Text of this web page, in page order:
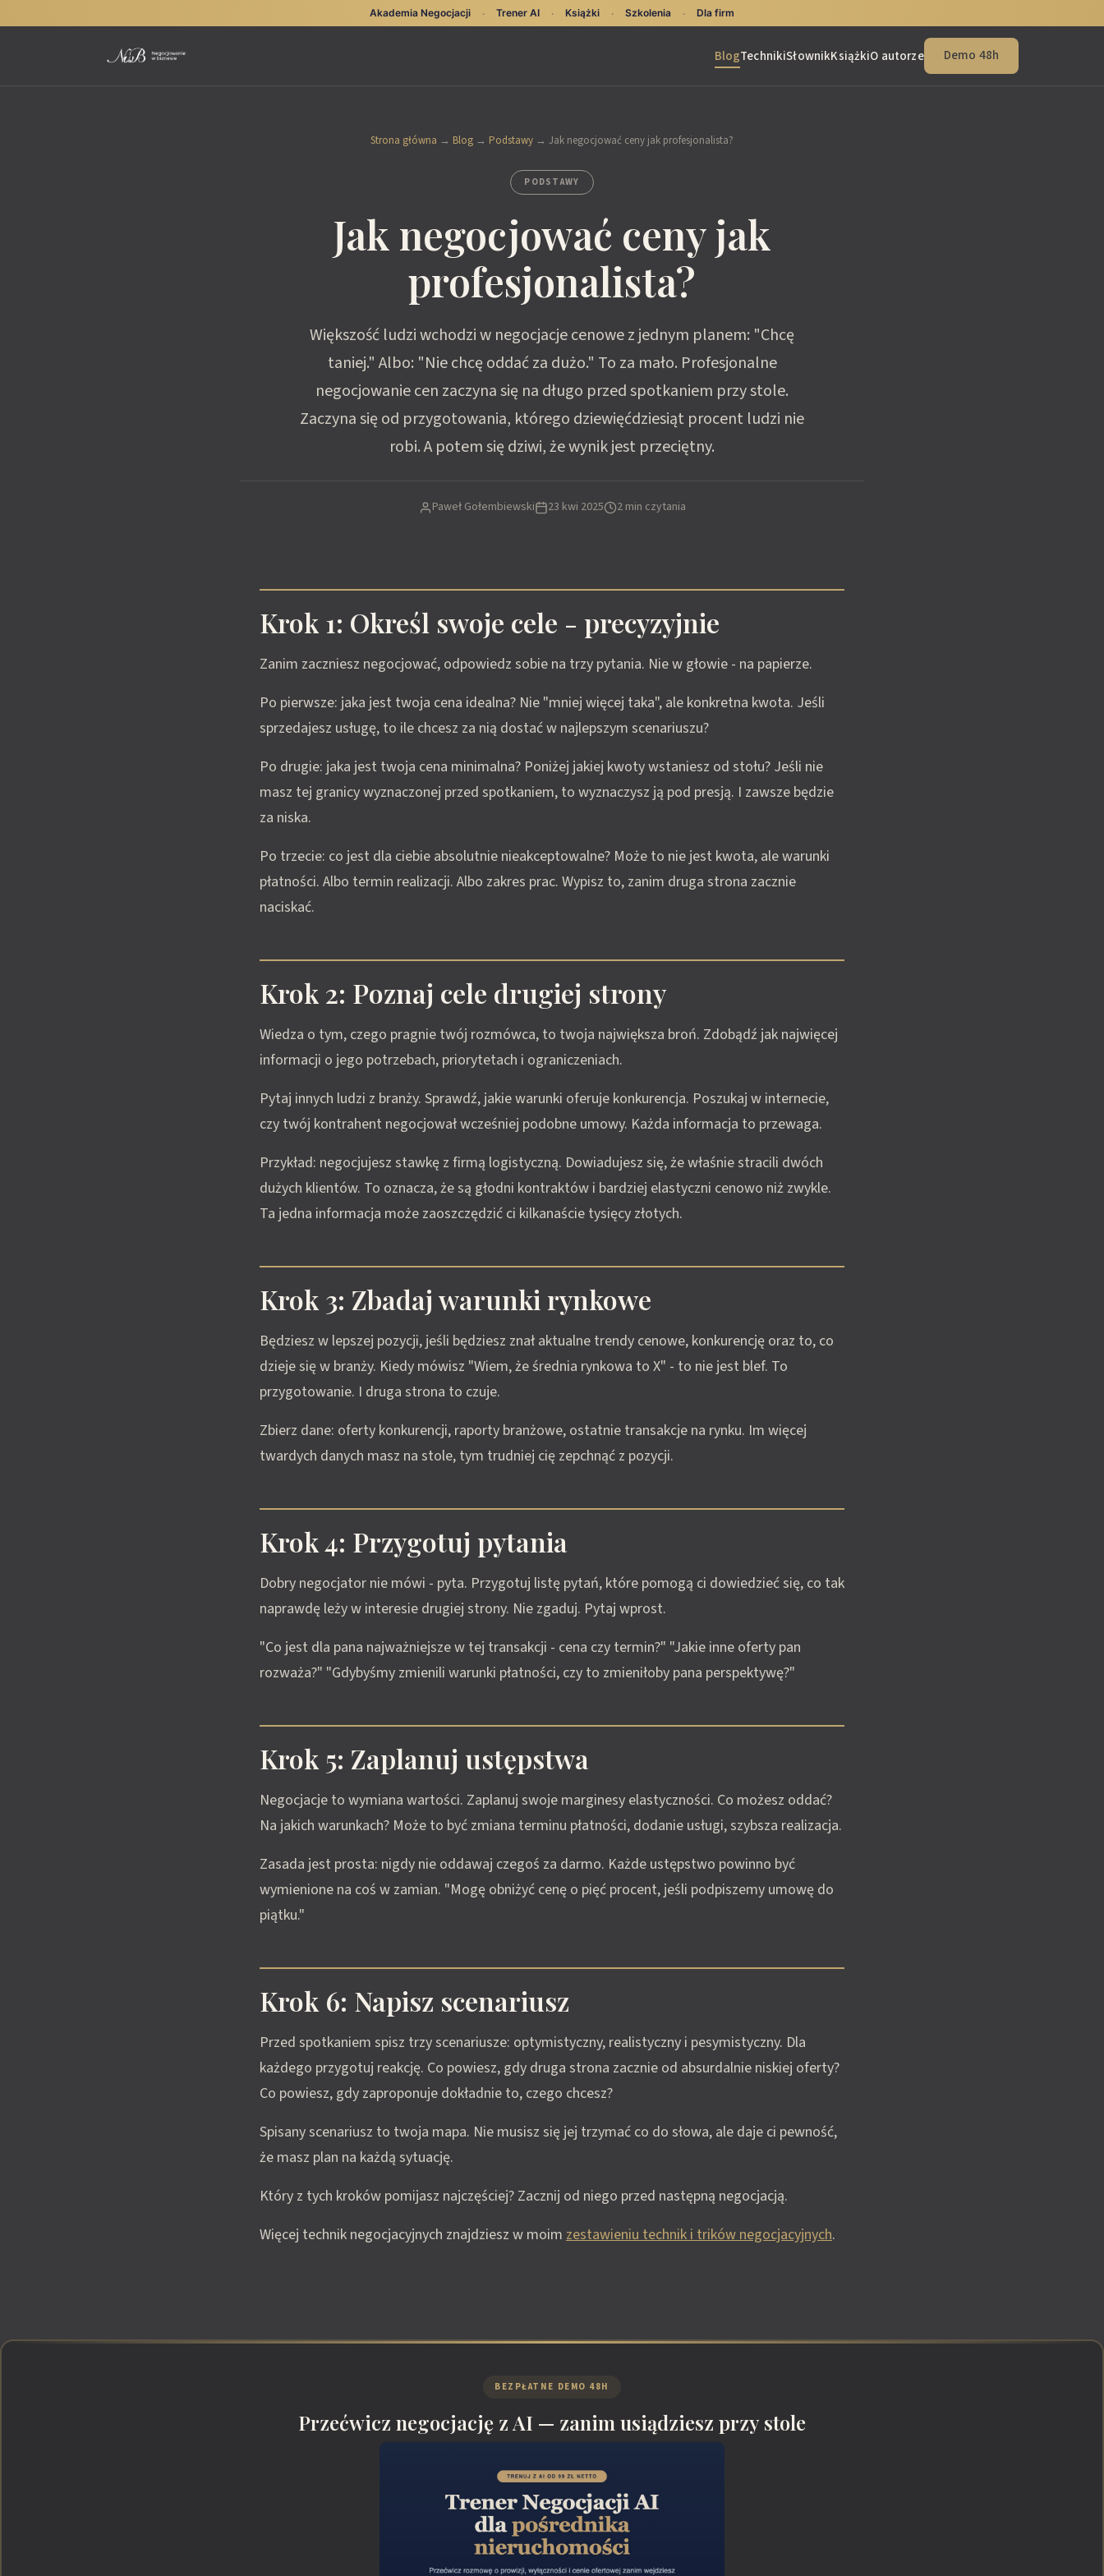
BlogTechnikiSłownikKsiążkiO autorze Demo 48h
Strona główna → Blog → Podstawy → Jak negocjować ceny jak profesjonalista?
PODSTAWY
Jak negocjować ceny jak
profesjonalista?
Większość ludzi wchodzi w negocjacje cenowe z jednym planem: "Chcę
taniej." Albo: "Nie chcę oddać za dużo." To za mało. Profesjonalne
negocjowanie cen zaczyna się na długo przed spotkaniem przy stole.
Zaczyna się od przygotowania, którego dziewięćdziesiąt procent ludzi nie
robi. A potem się dziwi, że wynik jest przeciętny.
Paweł Gołembiewski 23 kwi 2025 2 min czytania
Krok 1: Określ swoje cele - precyzyjnie
Zanim zaczniesz negocjować, odpowiedz sobie na trzy pytania. Nie w głowie - na papierze.
Po pierwsze: jaka jest twoja cena idealna? Nie "mniej więcej taka", ale konkretna kwota. Jeśli
sprzedajesz usługę, to ile chcesz za nią dostać w najlepszym scenariuszu?
Po drugie: jaka jest twoja cena minimalna? Poniżej jakiej kwoty wstaniesz od stołu? Jeśli nie
masz tej granicy wyznaczonej przed spotkaniem, to wyznaczysz ją pod presją. I zawsze będzie
za niska.
Po trzecie: co jest dla ciebie absolutnie nieakceptowalne? Może to nie jest kwota, ale warunki
płatności. Albo termin realizacji. Albo zakres prac. Wypisz to, zanim druga strona zacznie
naciskać.
Krok 2: Poznaj cele drugiej strony
Wiedza o tym, czego pragnie twój rozmówca, to twoja największa broń. Zdobądź jak najwięcej
informacji o jego potrzebach, priorytetach i ograniczeniach.
Pytaj innych ludzi z branży. Sprawdź, jakie warunki oferuje konkurencja. Poszukaj w internecie,
czy twój kontrahent negocjował wcześniej podobne umowy. Każda informacja to przewaga.
Przykład: negocjujesz stawkę z firmą logistyczną. Dowiadujesz się, że właśnie stracili dwóch
dużych klientów. To oznacza, że są głodni kontraktów i bardziej elastyczni cenowo niż zwykle.
Ta jedna informacja może zaoszczędzić ci kilkanaście tysięcy złotych.
Krok 3: Zbadaj warunki rynkowe
Będziesz w lepszej pozycji, jeśli będziesz znał aktualne trendy cenowe, konkurencję oraz to, co
dzieje się w branży. Kiedy mówisz "Wiem, że średnia rynkowa to X" - to nie jest blef. To
przygotowanie. I druga strona to czuje.
Zbierz dane: oferty konkurencji, raporty branżowe, ostatnie transakcje na rynku. Im więcej
twardych danych masz na stole, tym trudniej cię zepchnąć z pozycji.
Krok 4: Przygotuj pytania
Dobry negocjator nie mówi - pyta. Przygotuj listę pytań, które pomogą ci dowiedzieć się, co tak
naprawdę leży w interesie drugiej strony. Nie zgaduj. Pytaj wprost.
"Co jest dla pana najważniejsze w tej transakcji - cena czy termin?" "Jakie inne oferty pan
rozważa?" "Gdybyśmy zmienili warunki płatności, czy to zmieniłoby pana perspektywę?"
Krok 5: Zaplanuj ustępstwa
Negocjacje to wymiana wartości. Zaplanuj swoje marginesy elastyczności. Co możesz oddać?
Na jakich warunkach? Może to być zmiana terminu płatności, dodanie usługi, szybsza realizacja.
Zasada jest prosta: nigdy nie oddawaj czegoś za darmo. Każde ustępstwo powinno być
wymienione na coś w zamian. "Mogę obniżyć cenę o pięć procent, jeśli podpiszemy umowę do
piątku."
Krok 6: Napisz scenariusz
Przed spotkaniem spisz trzy scenariusze: optymistyczny, realistyczny i pesymistyczny. Dla
każdego przygotuj reakcję. Co powiesz, gdy druga strona zacznie od absurdalnie niskiej oferty?
Co powiesz, gdy zaproponuje dokładnie to, czego chcesz?
Spisany scenariusz to twoja mapa. Nie musisz się jej trzymać co do słowa, ale daje ci pewność,
że masz plan na każdą sytuację.
Który z tych kroków pomijasz najczęściej? Zacznij od niego przed następną negocjacją.
Więcej technik negocjacyjnych znajdziesz w moim zestawieniu technik i trików negocjacyjnych.
BEZPŁATNE DEMO 48H
Przećwicz negocjację z AI — zanim usiądziesz przy stole
Akademia Negocjacji · Trener AI · Książki · Szkolenia · Dla firm